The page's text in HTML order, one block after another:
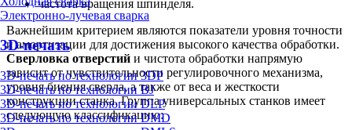
Электронно-лучевая сварка
3D-печать
3D-печать по технологии 3DP
3D-печать по технологии BJ
3D-печать по технологии DLP
3D-печать по технологии DMD
частота вращения шпинделя.
Важнейшим критерием являются показатели уровня точности
и амортизации для достижения высокого качества обработки.
Сверловка отверстий и чистота обработки напрямую
зависит от чувствительности регулировочного механизма,
уровня биения сверла, а также от веса и жесткости
конструкции станка. Группа универсальных станков имеет
следующую классификацию: